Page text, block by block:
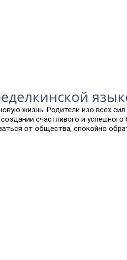
жизнь. Родители изо всех
счастливого и
от общества, спокойно